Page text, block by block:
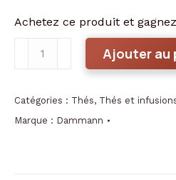
Achetez ce produit et gagnez
vénitien
Ajouter au
Catégories : Thés, Thés et
Marque : Dammann